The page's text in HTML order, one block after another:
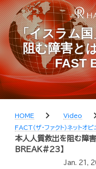
「イスラム
阻む障害と
FAST
HOME chevron_right Video
FACT（ザ・ファクト）ネットオ
本人人質救出を阻む障害
BREAK#23】
Jan. 21,